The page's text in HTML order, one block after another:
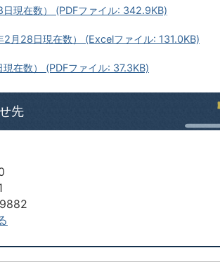
現在数） (PDFファイル: 342.9KB)
月28日現在数） (Excelファイル: 131.0KB)
在数） (PDFファイル: 37.3KB)
先